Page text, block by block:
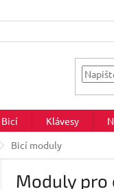
Bicí Klávesy
Bicí moduly
Moduly pro